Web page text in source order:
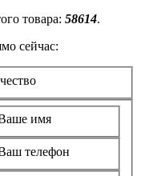
товара: 58614.
сейчас:
имя
телефон